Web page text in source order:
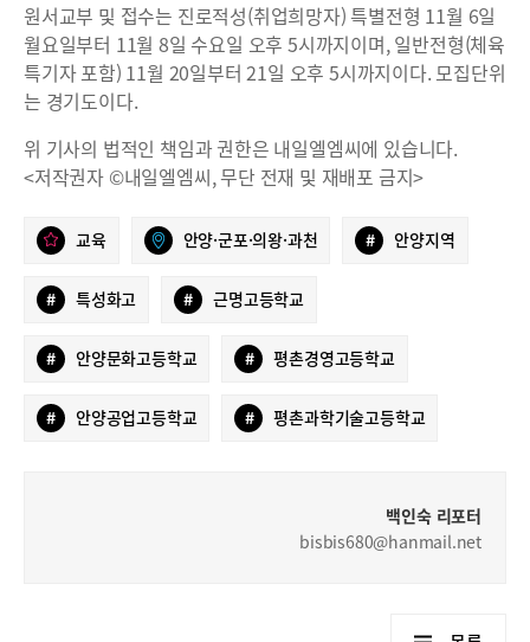
원서교부 및 접수는 진로적성(취업희망자) 특별전형 11월 6일
월요일부터 11월 8일 수요일 오후 5시까지이며, 일반전형(체육
특기자 포함) 11월 20일부터 21일 오후 5시까지이다. 모집단위
는 경기도이다.
위 기사의 법적인 책임과 권한은 내일엘엠씨에 있습니다.
<저작권자 ©내일엘엠씨, 무단 전재 및 재배포 금지>
교육 안양·군포·의왕·과천 # 안양지역
# 특성화고 # 근명고등학교
# 안양문화고등학교 # 평촌경영고등학교
# 안양공업고등학교 # 평촌과학기술고등학교
백인숙 리포터
bisbis680@hanmail.net